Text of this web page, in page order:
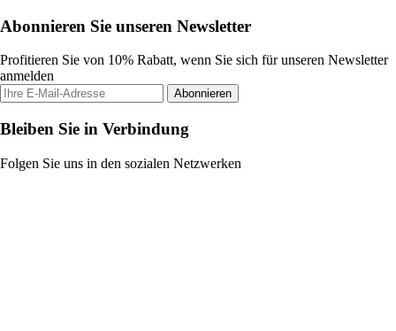
Abonnieren Sie unseren Newsletter
Profitieren Sie von 10% Rabatt, wenn Sie sich für unseren Newsletter
anmelden
Abonnieren
Bleiben Sie in Verbindung
Folgen Sie uns in den sozialen Netzwerken